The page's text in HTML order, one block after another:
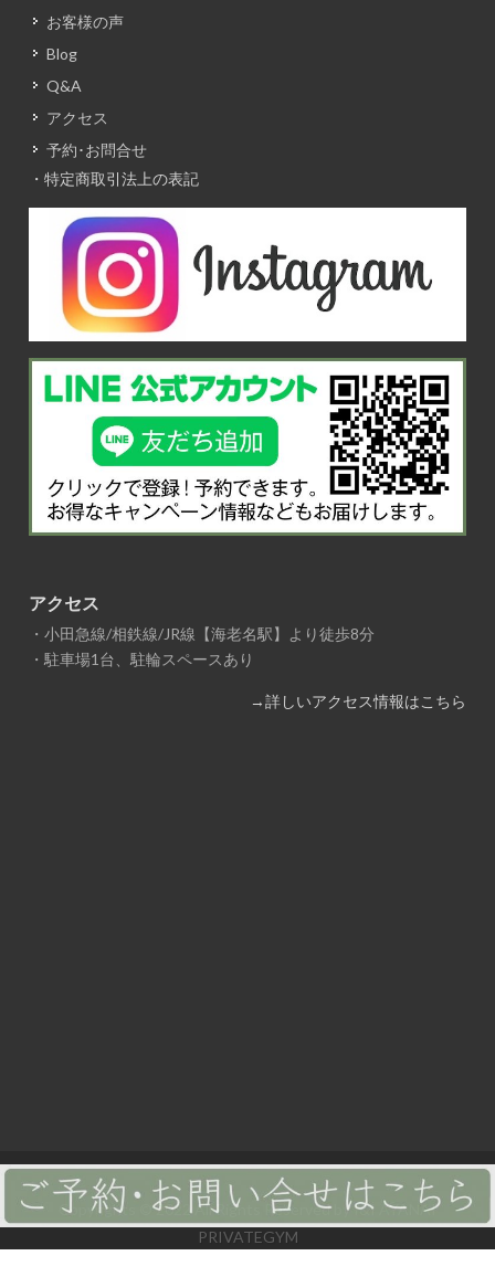
お客様の声
Blog
Q&A
アクセス
予約･お問合せ
・特定商取引法上の表記
アクセス
・小田急線/相鉄線/JR線【海老名駅】より徒歩8分
・駐車場1台、駐輪スペースあり
→詳しいアクセス情報はこちら
Copyrights © 2022 All Rights Reserved by I&I AYANAI
PRIVATEGYM